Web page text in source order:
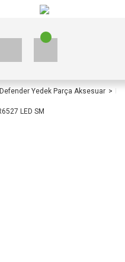
Defender Yedek Parça Aksesuar